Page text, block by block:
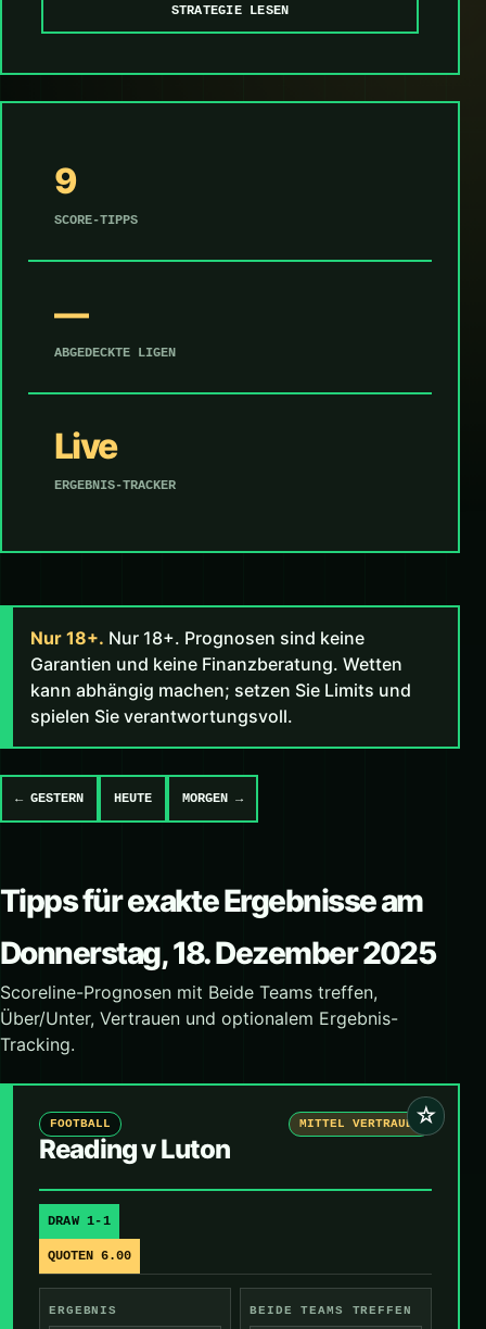
STRATEGIE LESEN
9
SCORE-TIPPS
—
ABGEDECKTE LIGEN
Live
ERGEBNIS-TRACKER
Nur 18+. Nur 18+. Prognosen sind keine
Garantien und keine Finanzberatung. Wetten
kann abhängig machen; setzen Sie Limits und
spielen Sie verantwortungsvoll.
← GESTERN HEUTE MORGEN →
Tipps für exakte Ergebnisse am
Donnerstag, 18. Dezember 2025
Scoreline-Prognosen mit Beide Teams treffen,
Über/Unter, Vertrauen und optionalem Ergebnis-
Tracking.
☆
FOOTBALL MITTEL VERTRAUEN
Reading v Luton
DRAW 1-1
QUOTEN 6.00
ERGEBNIS BEIDE TEAMS TREFFEN